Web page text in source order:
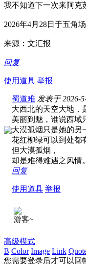
我不知道下一次来阿克
2026年4月28日于五角场
来源：文汇报
回复
使用道具 举报
蜀道难 发表于 2026-
大西北的天空大地，
美丽到魅，谁说西域
大漠孤烟只是她的另
花红柳绿可以到处都
但大漠孤烟，
却是难得难遇之风情。
回复
使用道具 举报
游客~
高级模式
B Color Image Link
您需要登录后才可以回